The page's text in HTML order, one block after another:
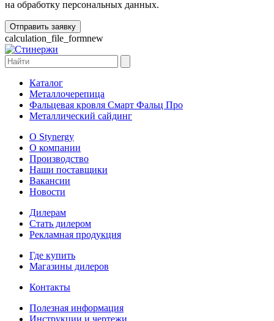
на обработку персональных данных.
calculation_file_formnew
Каталог
Металлочерепица
Фальцевая кровля Смарт Фальц Про
Металлический сайдинг
О Stynergy
О компании
Производство
Наши поставщики
Вакансии
Новости
Дилерам
Стать дилером
Рекламная продукция
Где купить
Магазины дилеров
Контакты
Полезная информация
Инструкции и чертежи